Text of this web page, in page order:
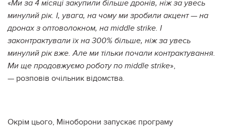
«Ми за 4 місяці закупили більше дронів, ніж за увесь
минулий рік. І, увага, на чому ми зробили акцент — на
дронах з оптоволокном, на middle strike. І
законтрактували їх на 300% більше, ніж за увесь
минулий рік вже. Але ми тільки почали контрактування.
Ми ще продовжуємо роботу по middle strike»,
— розповів очільник відомства.
Окрім цього, Міноборони запускає програму